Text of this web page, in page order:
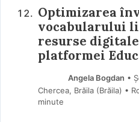
Optimizarea
vocabularului
resurse
platformei
Angela Bogdan •
Chercea, Brăila (Brăila) •
minute